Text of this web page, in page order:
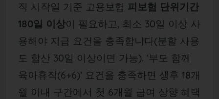
직 시작일 기준 고용보험 피보험 단위기간
180일 이상이 필요하고, 최소 30일 이상 사
용해야 지급 요건을 충족합니다(분할 사용
도 합산 30일 이상이면 가능). ‘부모 함께
육아휴직(6+6)’ 요건을 충족하면 생후 18개
월 이내 구간에서 첫 6개월 급여 상향 혜택